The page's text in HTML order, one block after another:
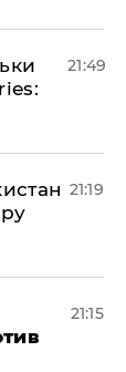
21:49
21:19
21:15